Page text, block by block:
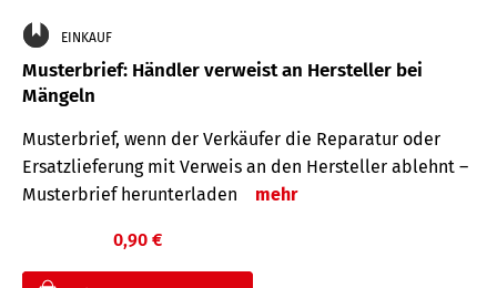
EINKAUF
Musterbrief: Händler verweist an Hersteller bei
Mängeln
Musterbrief, wenn der Verkäufer die Reparatur oder
Ersatzlieferung mit Verweis an den Hersteller ablehnt –
Musterbrief herunterladen
mehr
0,90 €